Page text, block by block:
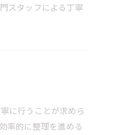
スタッフによる丁寧
に行うことが求めら
率的に整理を進める